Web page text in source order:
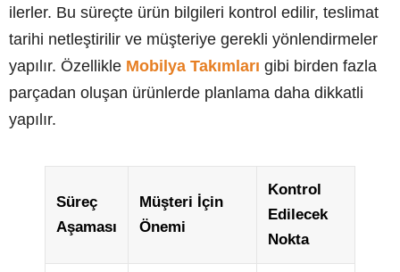
ilerler. Bu süreçte ürün bilgileri kontrol edilir, teslimat
tarihi netleştirilir ve müşteriye gerekli yönlendirmeler
yapılır. Özellikle Mobilya Takımları gibi birden fazla
parçadan oluşan ürünlerde planlama daha dikkatli
yapılır.
Süreç
Aşaması
Müşteri İçin
Önemi
Kontrol
Edilecek
Nokta